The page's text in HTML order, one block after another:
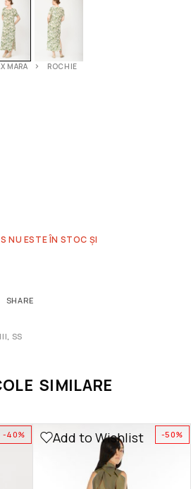
MARA ROCHIE
NU ESTE ÎN STOC ȘI
SHARE
SS
SIMILARE
-40% -50%
Add to Wishlist